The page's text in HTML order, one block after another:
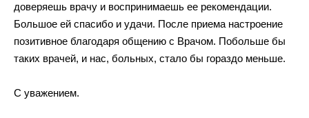
доверяешь врачу и воспринимаешь ее рекомендации.
Большое ей спасибо и удачи. После приема настроение
позитивное благодаря общению с Врачом. Побольше бы
таких врачей, и нас, больных, стало бы гораздо меньше.
С уважением.